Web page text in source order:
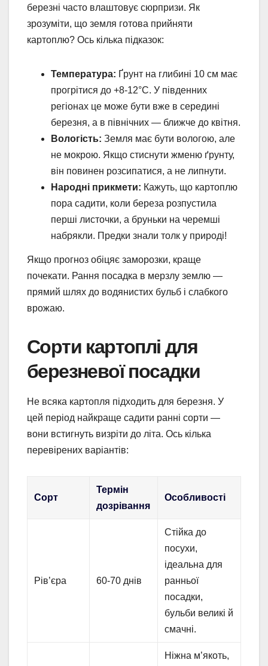
березні часто влаштовує сюрпризи. Як
зрозуміти, що земля готова прийняти
картоплю? Ось кілька підказок:
Температура: Ґрунт на глибині 10 см має
прогрітися до +8-12°C. У південних
регіонах це може бути вже в середині
березня, а в північних — ближче до квітня.
Вологість: Земля має бути вологою, але
не мокрою. Якщо стиснути жменю ґрунту,
він повинен розсипатися, а не липнути.
Народні прикмети: Кажуть, що картоплю
пора садити, коли береза розпустила
перші листочки, а бруньки на черемші
набрякли. Предки знали толк у природі!
Якщо прогноз обіцяє заморозки, краще
почекати. Рання посадка в мерзлу землю —
прямий шлях до водянистих бульб і слабкого
врожаю.
Сорти картоплі для
березневої посадки
Не всяка картопля підходить для березня. У
цей період найкраще садити ранні сорти —
вони встигнуть визріти до літа. Ось кілька
перевірених варіантів:
Сорт
Термін
дозрівання
Особливості
Рів’єра 60-70 днів
Стійка до
посухи,
ідеальна для
ранньої
посадки,
бульби великі й
смачні.
Ніжна м’якоть,